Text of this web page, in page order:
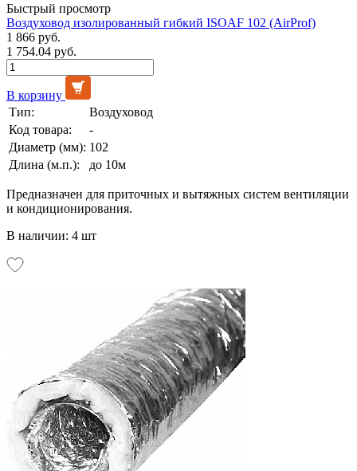
Быстрый просмотр
Воздуховод изолированный гибкий ISOAF 102 (AirProf)
1 866 руб.
1 754.04 руб.
В корзину
Тип:
Воздуховод
Код товара:
-
Диаметр (мм): 102
Длина (м.п.):
до 10м
Предназначен для приточных и вытяжных систем вентиляции
и кондиционирования.
В наличии: 4 шт